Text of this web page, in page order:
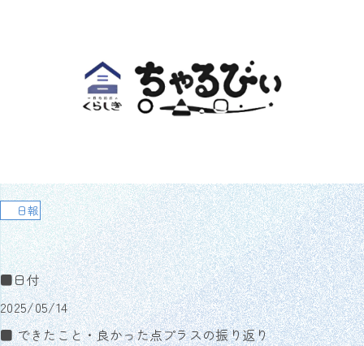
日報
■日付
2025/05/14
■ できたこと・良かった点プラスの振り返り